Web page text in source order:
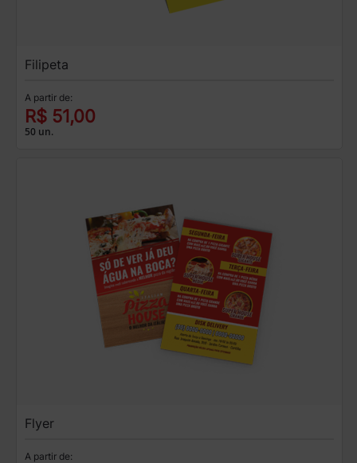
Filipeta
A partir de:
R$ 51,00
50 un.
Flyer
A partir de: